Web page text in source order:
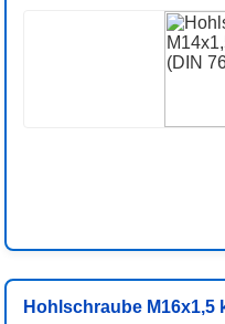
Hohlschraube M16x1,5